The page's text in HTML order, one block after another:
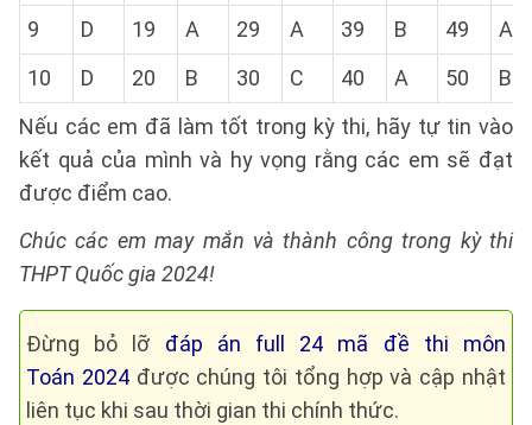
9
D 19 A 29 A 39 B 49
A
10
D 20 B 30 C 40 A 50
B
Nếu các em đã làm tốt trong kỳ thi, hãy tự tin vào
kết quả của mình và hy vọng rằng các em sẽ đạt
được điểm cao.
Chúc các em may mắn và thành công trong kỳ thi
THPT Quốc gia 2024!
Đừng bỏ lỡ đáp án full 24 mã đề thi môn
Toán 2024được chúng tôi tổng hợp và cập nhật
liên tục khi sau thời gian thi chính thức.